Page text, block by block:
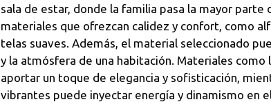
sala de estar, donde la familia pasa la mayor
materiales que ofrezcan calidez y confort, como
telas suaves. Además, el material seleccionado
y la atmósfera de una habitación. Materiales
aportar un toque de elegancia y sofisticación,
vibrantes puede inyectar energía y dinamismo en